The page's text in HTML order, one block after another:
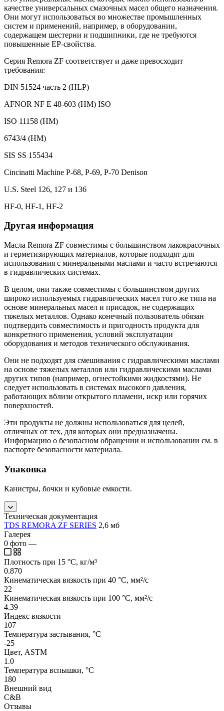
качестве универсальных смазочных масел общего назначения.
Они могут использоваться во множестве промышленных
систем и применений, например, в оборудовании,
содержащем шестерни и подшипники, где не требуются
повышенные EP-свойства.
Серия Remora ZF соответствует и даже превосходит
требования:
DIN 51524 часть 2 (HLP)
AFNOR NF E 48-603 (HM) ISO
ISO 11158 (HM)
6743/4 (HM)
SIS SS 155434
Cincinatti Machine P-68, P-69, P-70 Denison
U.S. Steel 126, 127 и 136
HF-0, HF-1, HF-2
Другая информация
Масла Remora ZF совместимы с большинством лакокрасочных
и герметизирующих материалов, которые подходят для
использования с минеральными маслами и часто встречаются
в гидравлических системах.
В целом, они также совместимы с большинством других
широко используемых гидравлических масел того же типа на
основе минеральных масел и присадок, не содержащих
тяжелых металлов. Однако конечный пользователь обязан
подтвердить совместимость и пригодность продукта для
конкретного применения, условий эксплуатации
оборудования и методов технического обслуживания.
Они не подходят для смешивания с гидравлическими маслами
на основе тяжелых металлов или гидравлическими маслами
других типов (например, огнестойкими жидкостями). Не
следует использовать в системах высокого давления,
работающих вблизи открытого пламени, искр или горячих
поверхностей.
Эти продукты не должны использоваться для целей,
отличных от тех, для которых они предназначены.
Информацию о безопасном обращении и использовании см. в
паспорте безопасности материала.
Упаковка
Канистры, бочки и кубовые емкости.
Техническая документация
TDS REMORA ZF SERIES 2,6 мб
Галерея
0 фото —
Плотность при 15 °C, кг/м³
0.870
Кинематическая вязкость при 40 °C, мм²/с
22
Кинематическая вязкость при 100 °C, мм²/с
4.39
Индекс вязкости
107
Температура застывания, °C
-25
Цвет, ASTM
1.0
Температура вспышки, °C
180
Внешний вид
C&B
Отзывы